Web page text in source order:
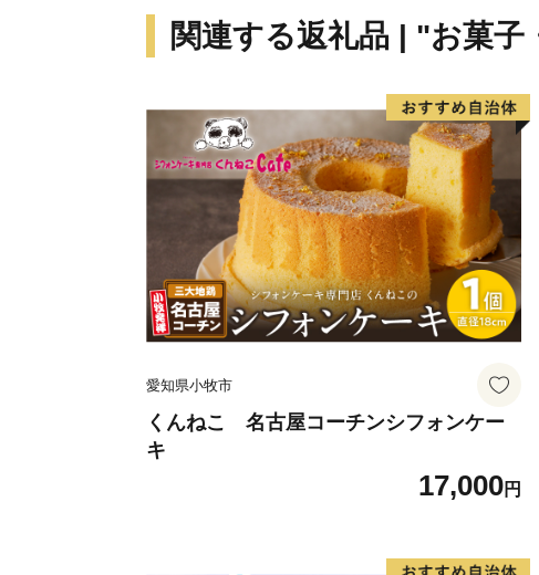
関連する返礼品 | "お菓子
愛知県小牧市
くんねこ 名古屋コーチンシフォンケー
キ
17,000円